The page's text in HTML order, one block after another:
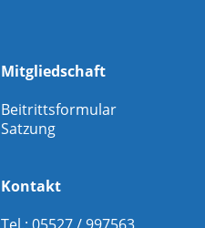
Mitgliedschaft
Beitrittsformular
Satzung
Kontakt